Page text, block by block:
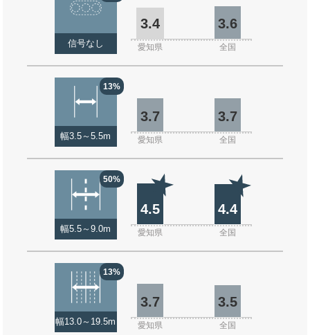
信号なし
3.4 3.6
愛知県 全国
13%
幅3.5～5.5m
3.7 3.7
愛知県 全国
50%
幅5.5～9.0m
4.5 4.4
愛知県 全国
13%
幅13.0～19.5m
3.7 3.5
愛知県 全国